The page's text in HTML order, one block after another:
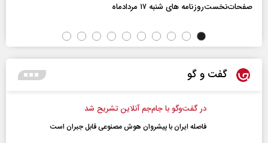
صفحات‌نخست‌روزنامه ها‌ی شنبه ۱۷ مردادماه
گفت و گو
در گفت‌و‌گو با جام‌جم آنلاین تشریح شد
فاصله ایران با پیشرو‌ان هوش مصنوعی قابل جبران است